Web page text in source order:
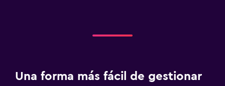
Una forma más fácil de gestionar